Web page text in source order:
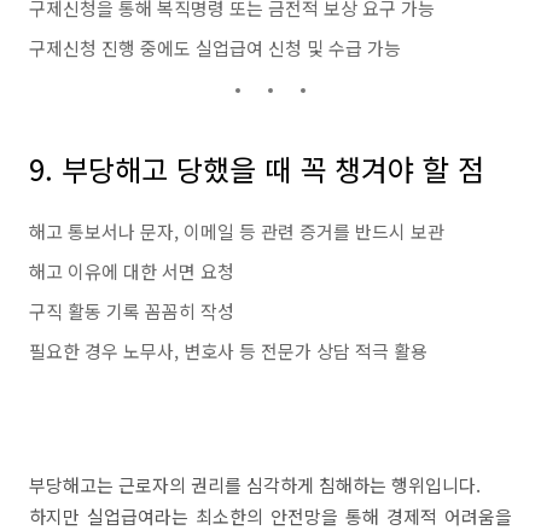
구제신청을 통해 복직명령 또는 금전적 보상 요구 가능
구제신청 진행 중에도 실업급여 신청 및 수급 가능
9. 부당해고 당했을 때 꼭 챙겨야 할 점
해고 통보서나 문자, 이메일 등 관련 증거를 반드시 보관
해고 이유에 대한 서면 요청
구직 활동 기록 꼼꼼히 작성
필요한 경우 노무사, 변호사 등 전문가 상담 적극 활용
부당해고는 근로자의 권리를 심각하게 침해하는 행위입니다.
하지만 실업급여라는 최소한의 안전망을 통해 경제적 어려움을